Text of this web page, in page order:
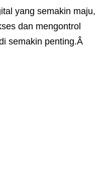
yang semakin maju,
dan mengontrol
semakin penting.Â